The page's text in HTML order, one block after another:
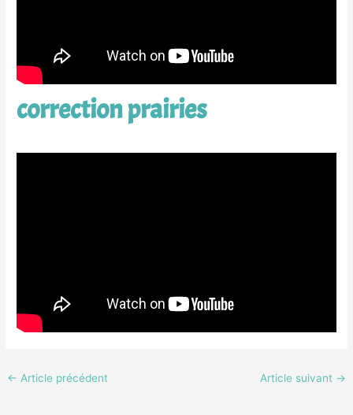
correction prairies
← Article précédent Article suivant →